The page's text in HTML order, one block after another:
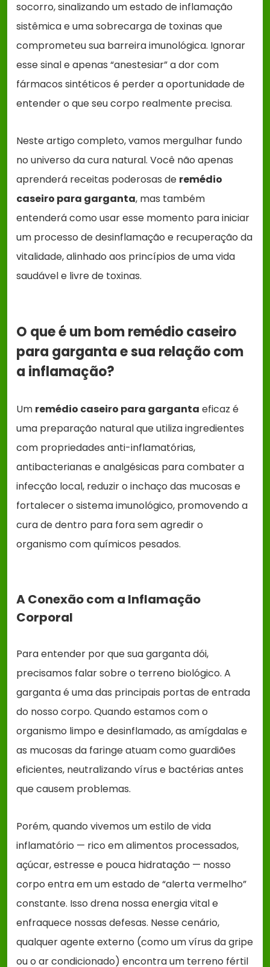
socorro, sinalizando um estado de inflamação
sistêmica e uma sobrecarga de toxinas que
comprometeu sua barreira imunológica. Ignorar
esse sinal e apenas “anestesiar” a dor com
fármacos sintéticos é perder a oportunidade de
entender o que seu corpo realmente precisa.
Neste artigo completo, vamos mergulhar fundo
no universo da cura natural. Você não apenas
aprenderá receitas poderosas de remédio
caseiro para garganta, mas também
entenderá como usar esse momento para iniciar
um processo de desinflamação e recuperação da
vitalidade, alinhado aos princípios de uma vida
saudável e livre de toxinas.
O que é um bom remédio caseiro
para garganta e sua relação com
a inflamação?
Um remédio caseiro para garganta eficaz é
uma preparação natural que utiliza ingredientes
com propriedades anti-inflamatórias,
antibacterianas e analgésicas para combater a
infecção local, reduzir o inchaço das mucosas e
fortalecer o sistema imunológico, promovendo a
cura de dentro para fora sem agredir o
organismo com químicos pesados.
A Conexão com a Inflamação
Corporal
Para entender por que sua garganta dói,
precisamos falar sobre o terreno biológico. A
garganta é uma das principais portas de entrada
do nosso corpo. Quando estamos com o
organismo limpo e desinflamado, as amígdalas e
as mucosas da faringe atuam como guardiões
eficientes, neutralizando vírus e bactérias antes
que causem problemas.
Porém, quando vivemos um estilo de vida
inflamatório — rico em alimentos processados,
açúcar, estresse e pouca hidratação — nosso
corpo entra em um estado de “alerta vermelho”
constante. Isso drena nossa energia vital e
enfraquece nossas defesas. Nesse cenário,
qualquer agente externo (como um vírus da gripe
ou o ar condicionado) encontra um terreno fértil